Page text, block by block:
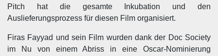
Pitch hat die gesamte Inkubation und den
Auslieferungsprozess für diesen Film organisiert.
Firas Fayyad und sein Film wurden dank der Doc Society
im Nu von einem Abriss in eine Oscar-Nominierung